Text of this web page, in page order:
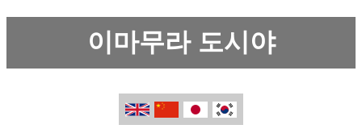
이마무라 도시야